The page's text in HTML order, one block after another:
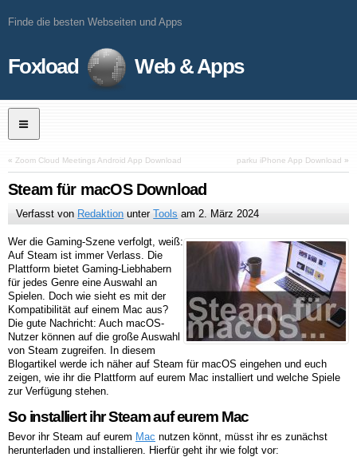
Finde die besten Webseiten und Apps
Foxload Web & Apps
« Zoom Cloud Meetings Android App Download parku iPhone App Download »
Steam für macOS Download
Verfasst von Redaktion unterTools am2. März 2024
Wer die Gaming-Szene verfolgt, weiß:
Auf Steam ist immer Verlass. Die
Plattform bietet Gaming-Liebhabern
für jedes Genre eine Auswahl an
Spielen. Doch wie sieht es mit der
Kompatibilität auf einem Mac aus?
Die gute Nachricht: Auch macOS-
Nutzer können auf die große Auswahl
von Steam zugreifen. In diesem
Blogartikel werde ich näher auf Steam für macOS eingehen und euch
zeigen, wie ihr die Plattform auf eurem Mac installiert und welche Spiele
zur Verfügung stehen.
So installiert ihr Steam auf eurem Mac
Bevor ihr Steam auf eurem Mac nutzen könnt, müsst ihr es zunächst
herunterladen und installieren. Hierfür geht ihr wie folgt vor: